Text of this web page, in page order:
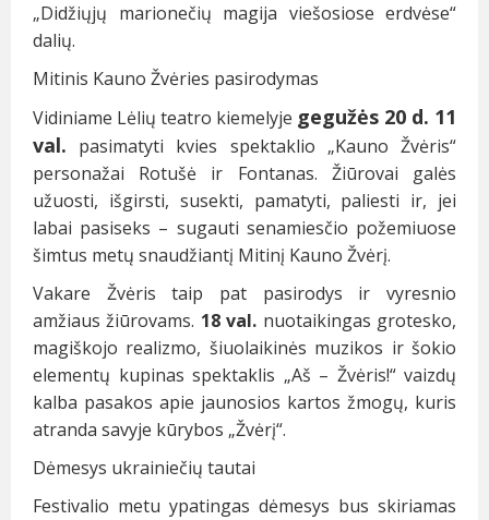
„Didžiųjų marionečių magija viešosiose erdvėse“
dalių.
Mitinis Kauno Žvėries pasirodymas
Vidiniame Lėlių teatro kiemelyje gegužės 20 d. 11
val. pasimatyti kvies spektaklio „Kauno Žvėris“
personažai Rotušė ir Fontanas. Žiūrovai galės
užuosti, išgirsti, susekti, pamatyti, paliesti ir, jei
labai pasiseks – sugauti senamiesčio požemiuose
šimtus metų snaudžiantį Mitinį Kauno Žvėrį.
Vakare Žvėris taip pat pasirodys ir vyresnio
amžiaus žiūrovams. 18 val. nuotaikingas grotesko,
magiškojo realizmo, šiuolaikinės muzikos ir šokio
elementų kupinas spektaklis „Aš – Žvėris!“ vaizdų
kalba pasakos apie jaunosios kartos žmogų, kuris
atranda savyje kūrybos „Žvėrį“.
Dėmesys ukrainiečių tautai
Festivalio metu ypatingas dėmesys bus skiriamas